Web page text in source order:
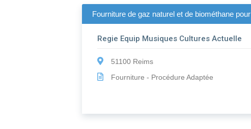
Fourniture de gaz naturel et de biométhane
Regie Equip Musiques Cultures Actuelle
51100 Reims
Fourniture - Procédure Adaptée